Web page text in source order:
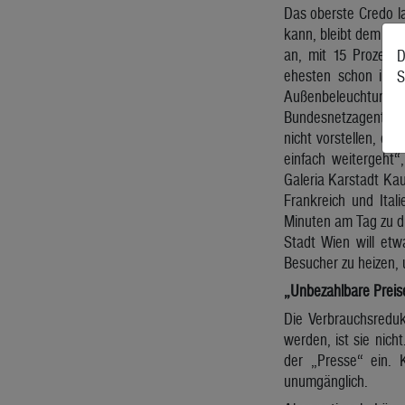
Das oberste Credo
kann, bleibt dem
an, mit 15 Prozent
ehesten schon in
nicht vorstellen,
einfach
Galeria Karstadt
Frankreich und
Minuten am Tag zu
Stadt Wien will
Besucher zu
„Unbezahlbare
Die
werden, ist sie
der „Presse“ ein.
unumgänglich.